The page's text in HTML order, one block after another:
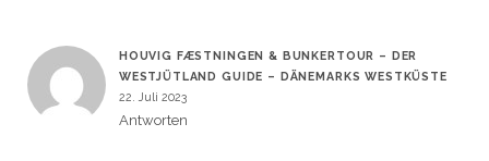
HOUVIG FÆSTNINGEN & BUNKERTOUR – DER
WESTJÜTLAND GUIDE – DÄNEMARKS WESTKÜSTE
22. Juli 2023
Antworten